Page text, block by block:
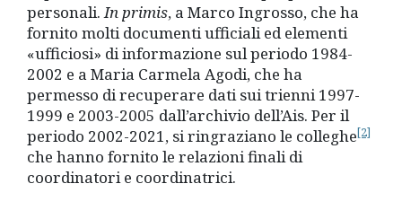
personali.In primis, a Marco Ingrosso, che ha
fornito molti documenti ufficiali ed elementi
«ufficiosi» di informazione sul periodo 1984-
2002 e a Maria Carmela Agodi, che ha
permesso di recuperare dati sui trienni 1997-
1999 e 2003-2005 dall’archivio dell’Ais. Per il
periodo 2002-2021, si ringraziano le colleghe[2]
che hanno fornito le relazioni finali di
coordinatori e coordinatrici.